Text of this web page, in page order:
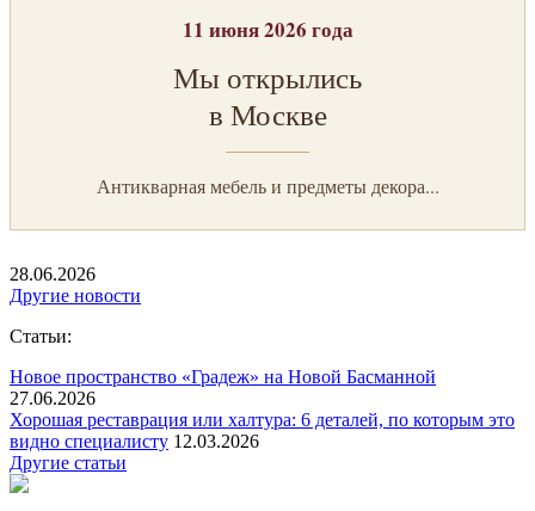
11 июня 2026 года
Мы открылись
в Москве
Антикварная мебель и предметы декора...
28.06.2026
Другие новости
Статьи:
Новое пространство «Градеж» на Новой Басманной
27.06.2026
Хорошая реставрация или халтура: 6 деталей, по которым это
видно специалисту 12.03.2026
Другие статьи